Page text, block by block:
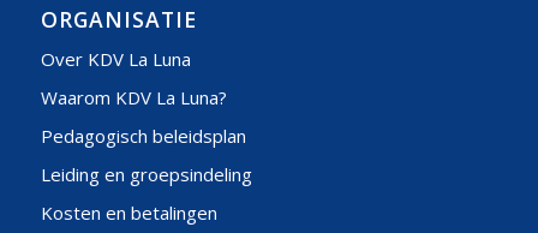
ORGANISATIE
Over KDV La Luna
Waarom KDV La Luna?
Pedagogisch beleidsplan
Leiding en groepsindeling
Kosten en betalingen